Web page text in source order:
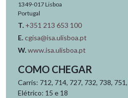
1349-017 Lisboa
Portugal
T. +351 213 653 100
E.cgisa@isa.ulisboa.pt
W.www.isa.ulisboa.pt
COMO CHEGAR
Carris: 712, 714, 727, 732, 738,
Elétrico: 15 e 18